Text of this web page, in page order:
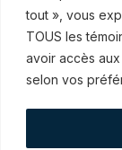
tout », vous
TOUS les
avoir accès
selon vos
Abonnez-